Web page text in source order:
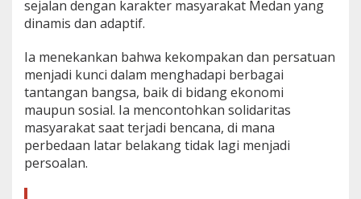
sejalan dengan karakter masyarakat Medan yang
dinamis dan adaptif.
Ia menekankan bahwa kekompakan dan persatuan
menjadi kunci dalam menghadapi berbagai
tantangan bangsa, baik di bidang ekonomi
maupun sosial. Ia mencontohkan solidaritas
masyarakat saat terjadi bencana, di mana
perbedaan latar belakang tidak lagi menjadi
persoalan.